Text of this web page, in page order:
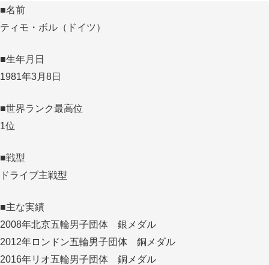
■名前
ティモ・ボル（ドイツ）
■生年月日
1981年3月8日
■世界ランク最高位
1位
■戦型
ドライブ主戦型
■主な実績
2008年北京五輪男子団体 銀メダル
2012年ロンドン五輪男子団体 銅メダル
2016年リオ五輪男子団体 銅メダル